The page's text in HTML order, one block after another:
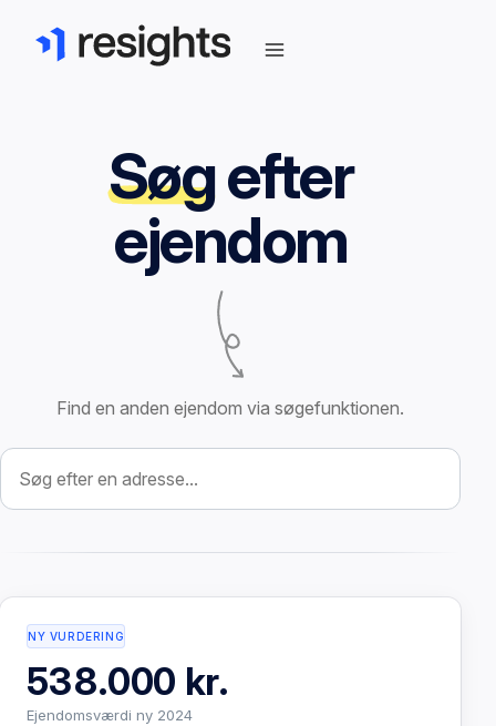
Søgefter
ejendom
Find en anden ejendom via søgefunktionen.
Søg efter ejendom
NY VURDERING
538.000 kr.
Ejendomsværdi ny 2024